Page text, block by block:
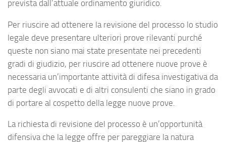
prevista dall’attuale ordinamento giuridico.
Per riuscire ad ottenere la revisione del processo lo studio
legale deve presentare ulteriori prove rilevanti purché
queste non siano mai state presentate nei precedenti
gradi di giudizio, per riuscire ad ottenere nuove prove è
necessaria un’importante attività di difesa investigativa da
parte degli avvocati e di altri consulenti che siano in grado
di portare al cospetto della legge nuove prove.
La richiesta di revisione del processo è un’opportunità
difensiva che la legge offre per pareggiare la natura